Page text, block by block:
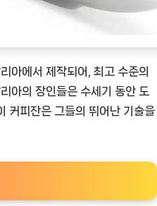
아에서 제작되어, 최고 수준의
아의 장인들은 수세기 동안 도
커피잔은 그들의 뛰어난 기술을